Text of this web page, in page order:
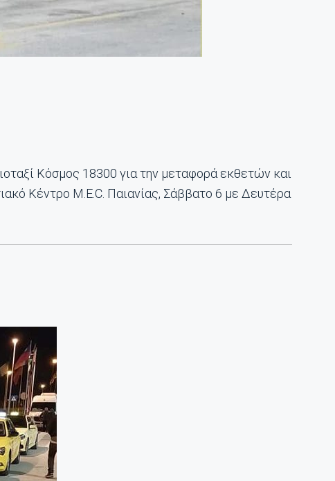
Κόσμος 18300 για την μεταφορά εκθετών και
Κέντρο M.E.C. Παιανίας, Σάββατο 6 με Δευτέρα